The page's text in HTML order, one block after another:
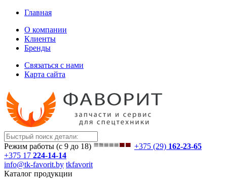
Главная
О компании
Клиенты
Бренды
Связаться с нами
Карта сайта
Режим работы (с 9 до 18) +375 (29) 162-23-65
+375 17 224-14-14
info@tk-favorit.by tkfavorit
Каталог продукции